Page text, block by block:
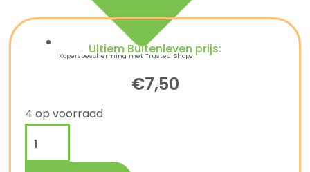
Kopersbescherming met Trusted Shops
Ultiem Buitenleven prijs:
€7,50
4 op voorraad